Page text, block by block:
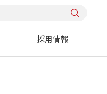
採用情報